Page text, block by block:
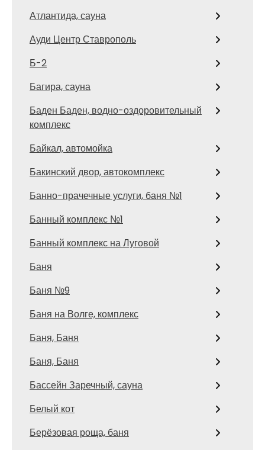
Атлантида, сауна
Ауди Центр Ставрополь
Б-2
Багира, сауна
Баден Баден, водно-оздоровительный
комплекс
Байкал, автомойка
Бакинский двор, автокомплекс
Банно-прачечные услуги, баня №1
Банный комплекс №1
Банный комплекс на Луговой
Баня
Баня №9
Баня на Волге, комплекс
Баня, Баня
Баня, Баня
Бассейн Заречный, сауна
Белый кот
Берёзовая роща, баня